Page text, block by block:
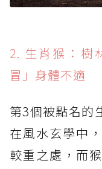
2. 生肖猴：樹
冒」身體不適
第3個被點名的
在風水玄學中
較重之處，而